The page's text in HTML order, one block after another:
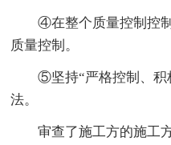
④在整个质量控制控
质量控制。
⑤坚持“严格控制、积
法。
审查了施工方的施工